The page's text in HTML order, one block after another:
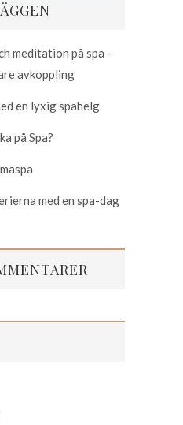
meditation på spa –
avkoppling
en lyxig spahelg
på Spa?
med en spa-dag